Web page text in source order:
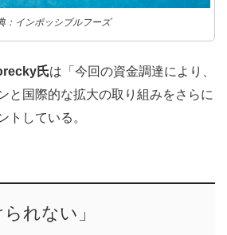
：インポッシブルフーズ
氏は「今回の資金調達により、
と国際的な拡大の取り組みをさらに
トしている。
れない」